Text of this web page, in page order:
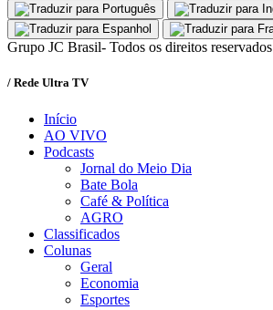
Grupo JC Brasil- Todos os direitos reservados
/ Rede Ultra TV
Início
AO VIVO
Podcasts
Jornal do Meio Dia
Bate Bola
Café & Política
AGRO
Classificados
Colunas
Geral
Economia
Esportes